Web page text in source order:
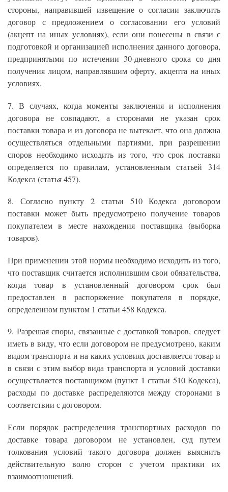
стороны, направившей извещение о согласии заключить
договор с предложением о согласовании его условий
(акцепт на иных условиях), если они понесены в связи с
подготовкой и организацией исполнения данного договора,
предпринятыми по истечении 30-дневного срока со дня
получения лицом, направлявшим оферту, акцепта на иных
условиях.
7. В случаях, когда моменты заключения и исполнения
договора не совпадают, а сторонами не указан срок
поставки товара и из договора не вытекает, что она должна
осуществляться отдельными партиями, при разрешении
споров необходимо исходить из того, что срок поставки
определяется по правилам, установленным статьей 314
Кодекса (статья 457).
8. Согласно пункту 2 статьи 510 Кодекса договором
поставки может быть предусмотрено получение товаров
покупателем в месте нахождения поставщика (выборка
товаров).
При применении этой нормы необходимо исходить из того,
что поставщик считается исполнившим свои обязательства,
когда товар в установленный договором срок был
предоставлен в распоряжение покупателя в порядке,
определенном пунктом 1 статьи 458 Кодекса.
9. Разрешая споры, связанные с доставкой товаров, следует
иметь в виду, что если договором не предусмотрено, каким
видом транспорта и на каких условиях доставляется товар и
в связи с этим выбор вида транспорта и условий доставки
осуществляется поставщиком (пункт 1 статьи 510 Кодекса),
расходы по доставке распределяются между сторонами в
соответствии с договором.
Если порядок распределения транспортных расходов по
доставке товара договором не установлен, суд путем
толкования условий такого договора должен выяснить
действительную волю сторон с учетом практики их
взаимоотношений.